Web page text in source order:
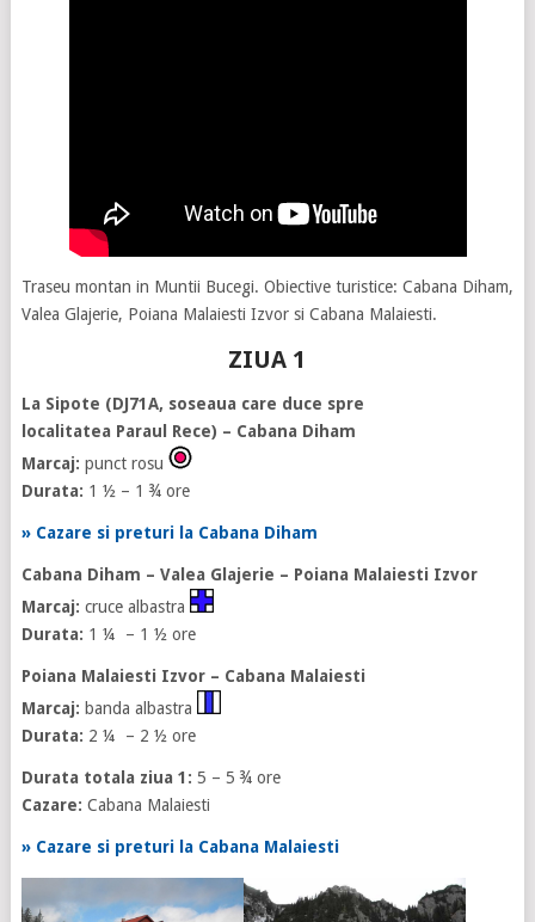
Traseu montan in Muntii Bucegi. Obiective turistice: Cabana Diham,
Valea Glajerie, Poiana Malaiesti Izvor si Cabana Malaiesti.
ZIUA 1
La Sipote (DJ71A, soseaua care duce spre
localitatea Paraul Rece) – Cabana Diham
Marcaj: punct rosu
Durata: 1 ½ – 1 ¾ ore
» Cazare si preturi la Cabana Diham
Cabana Diham – Valea Glajerie – Poiana Malaiesti Izvor
Marcaj: cruce albastra
Durata: 1 ¼ – 1 ½ ore
Poiana Malaiesti Izvor – Cabana Malaiesti
Marcaj: banda albastra
Durata: 2 ¼ – 2 ½ ore
Durata totala ziua 1: 5 – 5 ¾ ore
Cazare: Cabana Malaiesti
» Cazare si preturi la Cabana Malaiesti